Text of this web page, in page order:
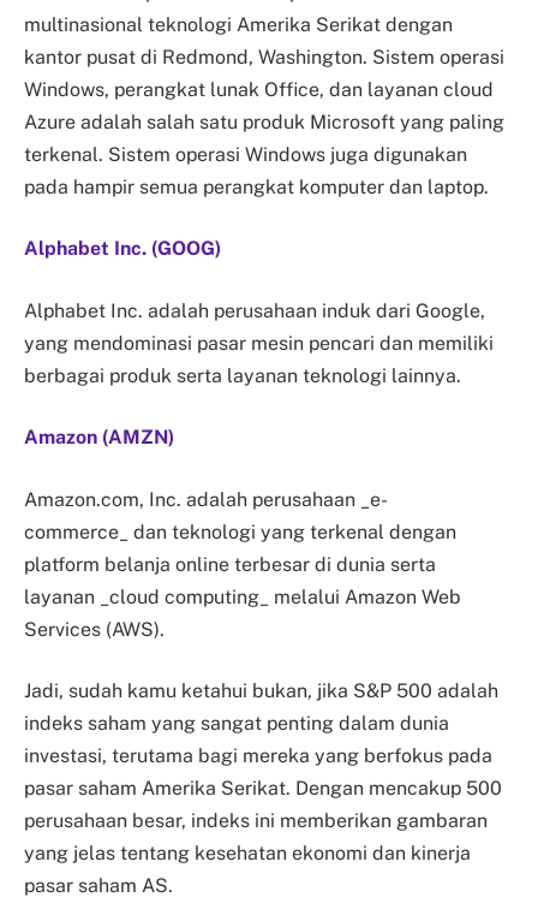
multinasional teknologi Amerika Serikat dengan
kantor pusat di Redmond, Washington. Sistem operasi
Windows, perangkat lunak Office, dan layanan cloud
Azure adalah salah satu produk Microsoft yang paling
terkenal. Sistem operasi Windows juga digunakan
pada hampir semua perangkat komputer dan laptop.
Alphabet Inc. (GOOG)
Alphabet Inc. adalah perusahaan induk dari Google,
yang mendominasi pasar mesin pencari dan memiliki
berbagai produk serta layanan teknologi lainnya.
Amazon (AMZN)
Amazon.com, Inc. adalah perusahaan _e-
commerce_ dan teknologi yang terkenal dengan
platform belanja online terbesar di dunia serta
layanan _cloud computing_ melalui Amazon Web
Services (AWS).
Jadi, sudah kamu ketahui bukan, jika S&P 500 adalah
indeks saham yang sangat penting dalam dunia
investasi, terutama bagi mereka yang berfokus pada
pasar saham Amerika Serikat. Dengan mencakup 500
perusahaan besar, indeks ini memberikan gambaran
yang jelas tentang kesehatan ekonomi dan kinerja
pasar saham AS.